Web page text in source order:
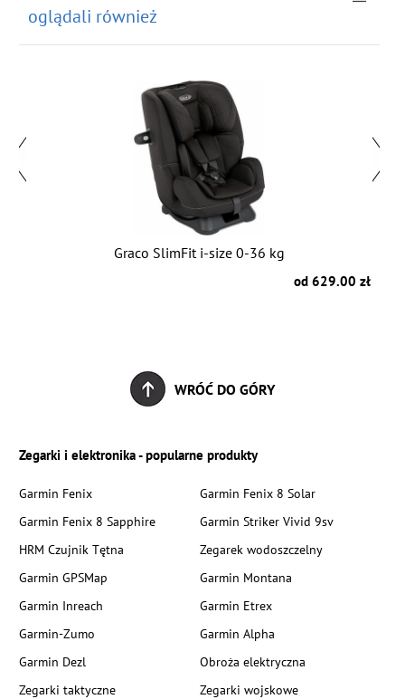
oglądali również
Graco SlimFit i-size 0-36 kg
od 629.00 zł
WRÓĆ DO GÓRY
Zegarki i elektronika - popularne produkty
Garmin Fenix
Garmin Fenix 8 Solar
Garmin Fenix 8 Sapphire
Garmin Striker Vivid 9sv
HRM Czujnik Tętna
Zegarek wodoszczelny
Garmin GPSMap
Garmin Montana
Garmin Inreach
Garmin Etrex
Garmin-Zumo
Garmin Alpha
Garmin Dezl
Obroża elektryczna
Zegarki taktyczne
Zegarki wojskowe